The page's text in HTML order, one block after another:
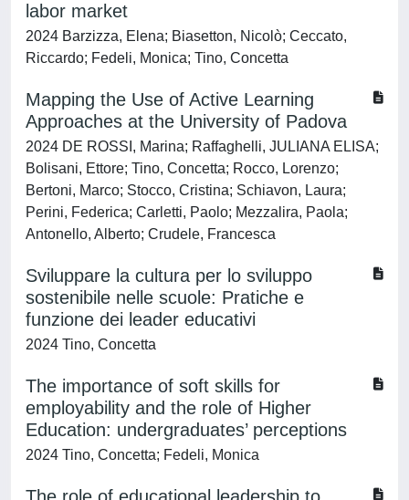
labor market
2024 Barzizza, Elena; Biasetton, Nicolò; Ceccato,
Riccardo; Fedeli, Monica; Tino, Concetta
Mapping the Use of Active Learning
Approaches at the University of Padova
2024 DE ROSSI, Marina; Raffaghelli, JULIANA ELISA;
Bolisani, Ettore; Tino, Concetta; Rocco, Lorenzo;
Bertoni, Marco; Stocco, Cristina; Schiavon, Laura;
Perini, Federica; Carletti, Paolo; Mezzalira, Paola;
Antonello, Alberto; Crudele, Francesca
Sviluppare la cultura per lo sviluppo
sostenibile nelle scuole: Pratiche e
funzione dei leader educativi
2024 Tino, Concetta
The importance of soft skills for
employability and the role of Higher
Education: undergraduates’ perceptions
2024 Tino, Concetta; Fedeli, Monica